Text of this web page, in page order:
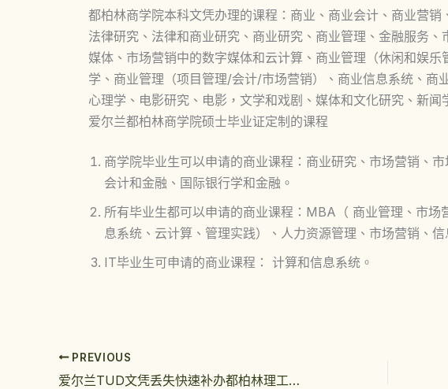
都柏林商学院本科文凭办理的课程：商业、商业会计、商业营销
法律研究、法律和商业研究、商业研究、商业管理、金融服务
媒体、市场营销中的数字媒体和云计算、商业管理（休闲和娱
学、商业管理（项目管理/会计/市场营销）、商业信息系统、商
心理学、电影研究、电影，文学和戏剧、媒体和文化研究、新闻
爱尔兰都柏林商学院硕士毕业证定制的课程
商学院毕业生可以申请的商业课程：商业研究、市场营销、
会计和金融、国际银行学和金融。
所有毕业生都可以申请的商业课程：MBA（ 商业管理、市场
息系统、云计算、管理实践）、人力资源管理、市场营销、信
IT毕业生可申请的商业课程： 计算和信息系统。
PREVIOUS
爱尔兰TUD文凭丢失快速补办都柏林理工大学毕业证操作指南